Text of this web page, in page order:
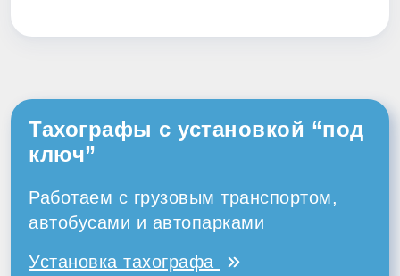
Тахографы с установкой “под
ключ”
Работаем с грузовым транспортом,
автобусами и автопарками
Установка тахографа